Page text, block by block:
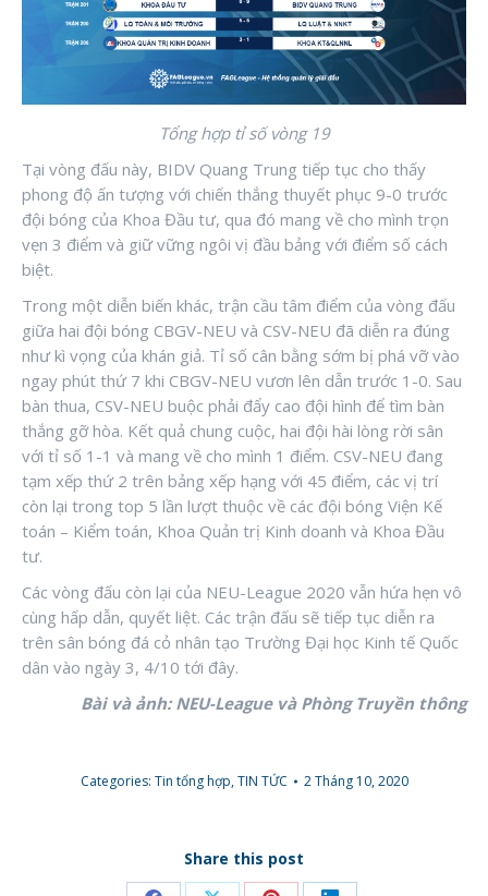
Tổng hợp tỉ số vòng 19
Tại vòng đấu này, BIDV Quang Trung tiếp tục cho thấy
phong độ ấn tượng với chiến thắng thuyết phục 9-0 trước
đội bóng của Khoa Đầu tư, qua đó mang về cho mình trọn
vẹn 3 điểm và giữ vững ngôi vị đầu bảng với điểm số cách
biệt.
Trong một diễn biến khác, trận cầu tâm điểm của vòng đấu
giữa hai đội bóng CBGV-NEU và CSV-NEU đã diễn ra đúng
như kì vọng của khán giả. Tỉ số cân bằng sớm bị phá vỡ vào
ngay phút thứ 7 khi CBGV-NEU vươn lên dẫn trước 1-0. Sau
bàn thua, CSV-NEU buộc phải đẩy cao đội hình để tìm bàn
thắng gỡ hòa. Kết quả chung cuộc, hai đội hài lòng rời sân
với tỉ số 1-1 và mang về cho mình 1 điểm. CSV-NEU đang
tạm xếp thứ 2 trên bảng xếp hạng với 45 điểm, các vị trí
còn lại trong top 5 lần lượt thuộc về các đội bóng Viện Kế
toán – Kiểm toán, Khoa Quản trị Kinh doanh và Khoa Đầu
tư.
Các vòng đấu còn lại của NEU-League 2020 vẫn hứa hẹn vô
cùng hấp dẫn, quyết liệt. Các trận đấu sẽ tiếp tục diễn ra
trên sân bóng đá cỏ nhân tạo Trường Đại học Kinh tế Quốc
dân vào ngày 3, 4/10 tới đây.
Bài và ảnh: NEU-Leaguevà Phòng Truyền thông
Categories: Tin tổng hợp,TIN TỨC 2 Tháng 10, 2020
Share this post